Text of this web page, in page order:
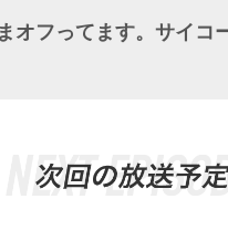
オフってます。サイコ